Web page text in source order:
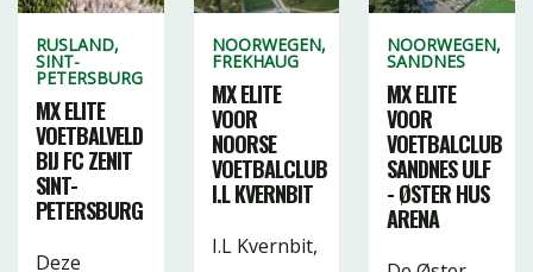
RUSLAND,
SINT-
PETERSBURG
MX ELITE
VOETBALVELD
BIJ FC ZENIT
SINT-
PETERSBURG
Deze
NOORWEGEN,
FREKHAUG
MX ELITE
VOOR
NOORSE
VOETBALCLUB
I.L KVERNBIT
I.L Kvernbit,
NOORWEGEN,
SANDNES
MX ELITE
VOOR
VOETBALCLUB
SANDNES ULF
- ØSTER HUS
ARENA